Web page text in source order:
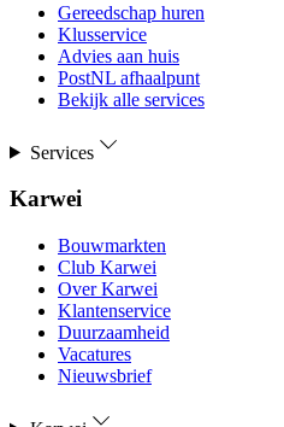
Gereedschap huren
Klusservice
Advies aan huis
PostNL afhaalpunt
Bekijk alle services
Services
Karwei
Bouwmarkten
Club Karwei
Over Karwei
Klantenservice
Duurzaamheid
Vacatures
Nieuwsbrief